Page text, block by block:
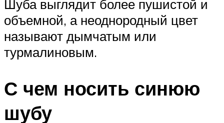
Шуба выглядит более пушистой и
объемной, а неоднородный цвет
называют дымчатым или
турмалиновым.
С чем носить синюю
шубу